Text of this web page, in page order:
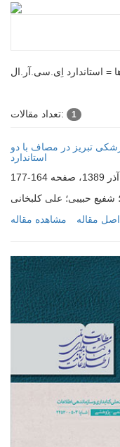
= استاندارد اِی.سی.آر.ال
تعداد مقالات: 1
تبریز در مصاف با دو
استاندارد
164-177
شفیع حبیبی؛ علی کلبخانی
مشاهده مقاله